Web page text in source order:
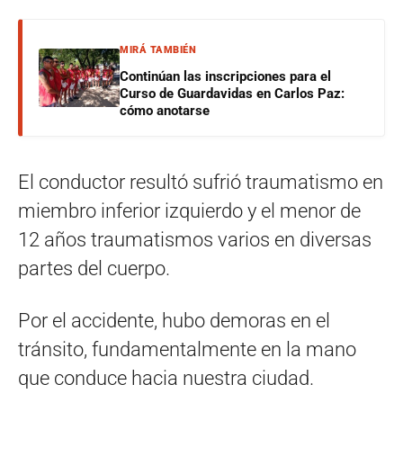
MIRÁ TAMBIÉN
Continúan las inscripciones para el
Curso de Guardavidas en Carlos Paz:
cómo anotarse
El conductor resultó sufrió traumatismo en
miembro inferior izquierdo y el menor de
12 años traumatismos varios en diversas
partes del cuerpo.
Por el accidente, hubo demoras en el
tránsito, fundamentalmente en la mano
que conduce hacia nuestra ciudad.